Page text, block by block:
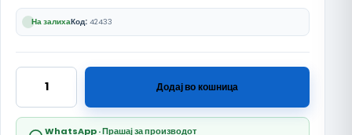
На залихаКод: 42433
Moon Bela количина
Додај во кошница
WhatsApp · Прашај за производот